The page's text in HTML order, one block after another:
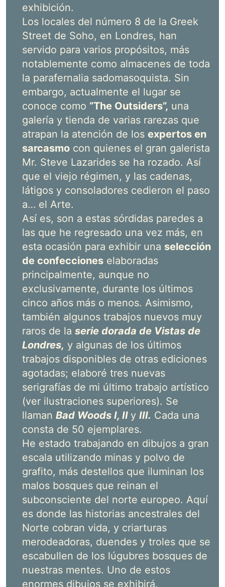
exhibición.
Los locales del número 8 de la Greek
Street de Soho, en Londres, han
servido para varios propósitos, más
notablemente como almacenes de toda
la parafernalia sadomasoquista. Sin
embargo, actualmente el lugar se
conoce como “The Outsiders”, una
galería y tienda de varias rarezas que
atrapan la atención de los expertos en
sarcasmo con quienes el gran galerista
Mr. Steve Lazarides se ha rozado. Así
que el viejo régimen, y las cadenas,
látigos y consoladores cedieron el paso
a… el Arte.
Así es, son a estas sórdidas paredes a
las que he regresado una vez más, en
esta ocasión para exhibir una selección
de confecciones elaboradas
principalmente, aunque no
exclusivamente, durante los últimos
cinco años más o menos. Asimismo,
también algunos trabajos nuevos muy
raros de la serie dorada de Vistas de
Londres, y algunas de los últimos
trabajos disponibles de otras ediciones
agotadas; elaboré tres nuevas
serigrafías de mi último trabajo artístico
(ver ilustraciones superiores). Se
llaman Bad Woods I, II y III. Cada una
consta de 50 ejemplares.
He estado trabajando en dibujos a gran
escala utilizando minas y polvo de
grafito, más destellos que iluminan los
malos bosques que reinan el
subconsciente del norte europeo. Aquí
es donde las historias ancestrales del
Norte cobran vida, y criarturas
merodeadoras, duendes y troles que se
escabullen de los lúgubres bosques de
nuestras mentes. Uno de estos
enormes dibujos se exhibirá.